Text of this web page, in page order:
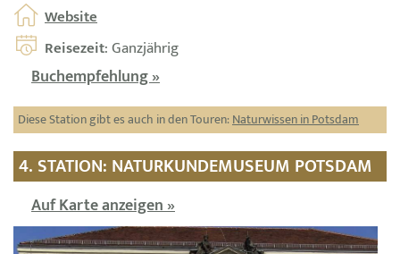
Website
Reisezeit: Ganzjährig
Buchempfehlung »
Diese Station gibt es auch in den Touren:Naturwissen in Potsdam
4. STATION: NATURKUNDEMUSEUM POTSDAM
Auf Karte anzeigen »